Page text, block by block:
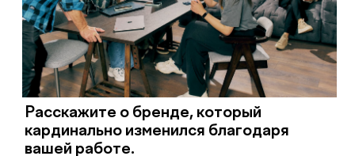
Руслан: Мы движемся от компании,
оказывающей услуги, к сервисно-
продуктовой компании. У нас уже есть
свои собственные проекты для рынка,
например сервис по
автоматизированной маркировке
рекламы SmartErid.
Мы разрабатываем B2E-платформы для
систематизации внутренней мотивации
и развития сотрудников, считаю это
большим трендом на рынке, на котором